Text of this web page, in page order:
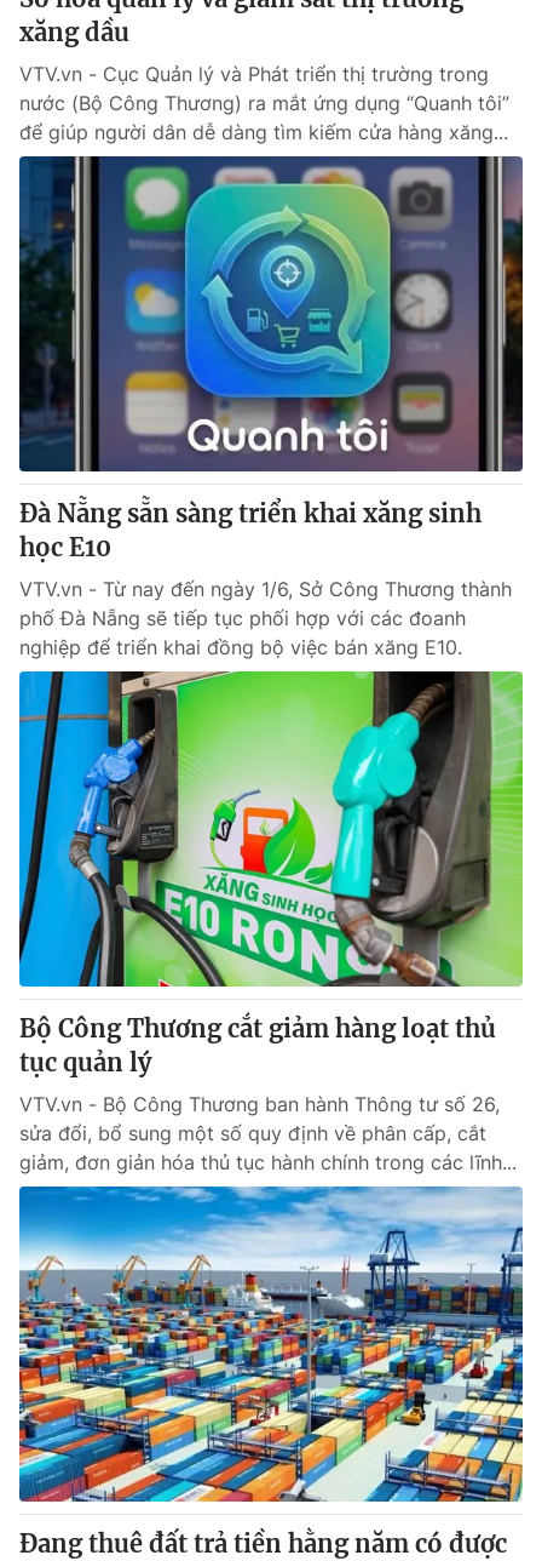
xăng dầu
VTV.vn - Cục Quản lý và Phát triển thị trường trong
nước (Bộ Công Thương) ra mắt ứng dụng “Quanh tôi”
để giúp người dân dễ dàng tìm kiếm cửa hàng xăng...
Đà Nẵng sẵn sàng triển khai xăng sinh
học E10
VTV.vn - Từ nay đến ngày 1/6, Sở Công Thương thành
phố Đà Nẵng sẽ tiếp tục phối hợp với các đoanh
nghiệp để triển khai đồng bộ việc bán xăng E10.
Bộ Công Thương cắt giảm hàng loạt thủ
tục quản lý
VTV.vn - Bộ Công Thương ban hành Thông tư số 26,
sửa đổi, bổ sung một số quy định về phân cấp, cắt
giảm, đơn giản hóa thủ tục hành chính trong các lĩnh...
Đang thuê đất trả tiền hằng năm có được